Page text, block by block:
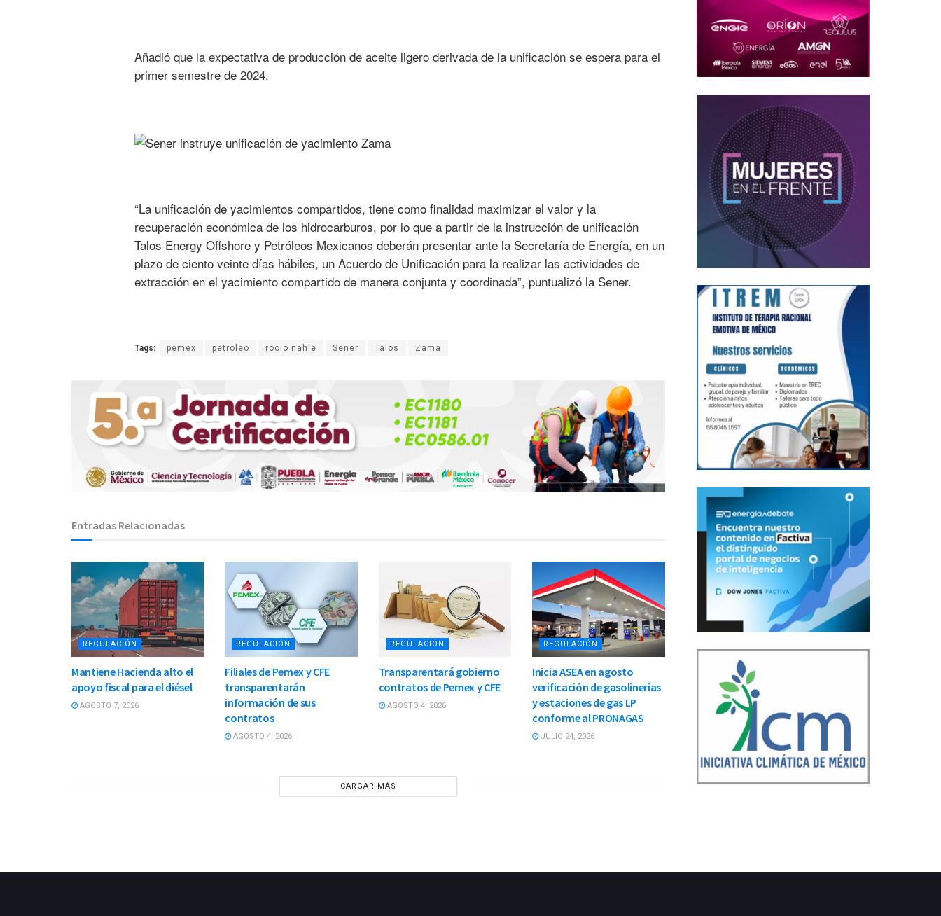
Añadió que la expectativa de producción de aceite ligero derivada de la unificación se espera para el
primer semestre de 2024.
“La unificación de yacimientos compartidos, tiene como finalidad maximizar el valor y la
recuperación económica de los hidrocarburos, por lo que a partir de la instrucción de unificación
Talos Energy Offshore y Petróleos Mexicanos deberán presentar ante la Secretaría de Energía, en un
plazo de ciento veinte días hábiles, un Acuerdo de Unificación para la realizar las actividades de
extracción en el yacimiento compartido de manera conjunta y coordinada”, puntualizó la Sener.
Tags: pemex petroleo rocio nahle Sener Talos Zama
Entradas Relacionadas
REGULACIÓN
Mantiene Hacienda alto el
apoyo fiscal para el diésel
AGOSTO 7, 2026
REGULACIÓN
Filiales de Pemex y CFE
transparentarán
información de sus
contratos
AGOSTO 4, 2026
REGULACIÓN
Transparentará gobierno
contratos de Pemex y CFE
AGOSTO 4, 2026
REGULACIÓN
Inicia ASEA en agosto
verificación de gasolinerías
y estaciones de gas LP
conforme al PRONAGAS
JULIO 24, 2026
CARGAR MÁS